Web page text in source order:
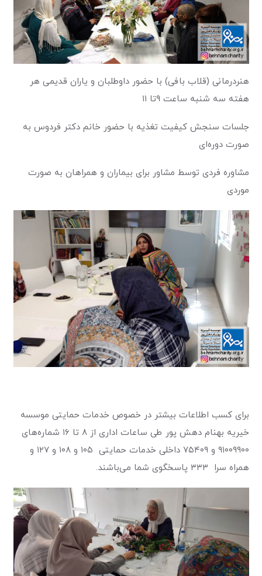
هنردرمانی (قلاب بافی) با حضور داوطلبان و یاران قدیمی هر
هفته سه شنبه ساعت ۹تا ۱۱
جلسات سنجش کیفیت تغذیه با حضور خانم دکتر فردوس به
صورت دوره‌ای
مشاوره فردی توسط مشاور برای بیماران و همراهان به صورت
موردی
برای کسب اطلاعات بیشتر در خصوص خدمات حمایتی موسسه
خیریه بهنام دهش پور طی ساعات اداری از ۸ تا ۱۶ شماره‌های
۹۱۰۰۹۹۰۰ و ۷۵۴۰۹ داخلی خدمات حمایتی ۱۰۵ و ۱۰۸ و ۱۲۷ و
همراه سرا ۳۳۳ پاسخگوی شما می‌باشند.